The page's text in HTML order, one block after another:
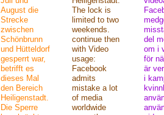
August die
Strecke
zwischen
Schönbrunn
und Hütteldorf
gesperrt war,
betrifft es
dieses Mal
den Bereich
Heiligenstadt.
Die Sperre
The lock is
limited to two
weekends.
continue then
with Video
usage:
Facebook
admits
mistake a lot
of media
worldwide
del
om i
för
är
i